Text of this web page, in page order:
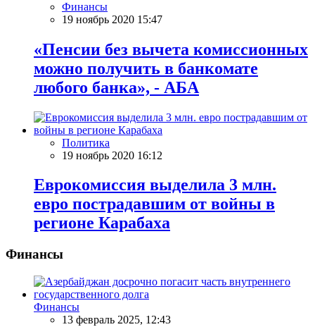
Финансы
19 ноябрь 2020 15:47
«Пенсии без вычета комиссионных
можно получить в банкомате
любого банка», - АБА
Политика
19 ноябрь 2020 16:12
Еврокомиссия выделила 3 млн.
евро пострадавшим от войны в
регионе Карабаха
Финансы
Финансы
13 февраль 2025, 12:43